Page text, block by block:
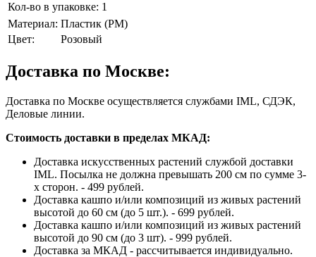
Кол-во в упаковке: 1
Материал: Пластик (PM)
Цвет:
Розовый
Доставка по Москве:
Доставка по Москве осуществляется службами IML, СДЭК,
Деловые линии.
Стоимость доставки в пределах МКАД:
Доставка искусственных растений службой доставки
IML. Посылка не должна превышать 200 см по сумме 3-
х сторон. - 499 рублей.
Доставка кашпо и/или композиций из живых растений
высотой до 60 см (до 5 шт.). - 699 рублей.
Доставка кашпо и/или композиций из живых растений
высотой до 90 см (до 3 шт). - 999 рублей.
Доставка за МКАД - рассчитывается индивидуально.